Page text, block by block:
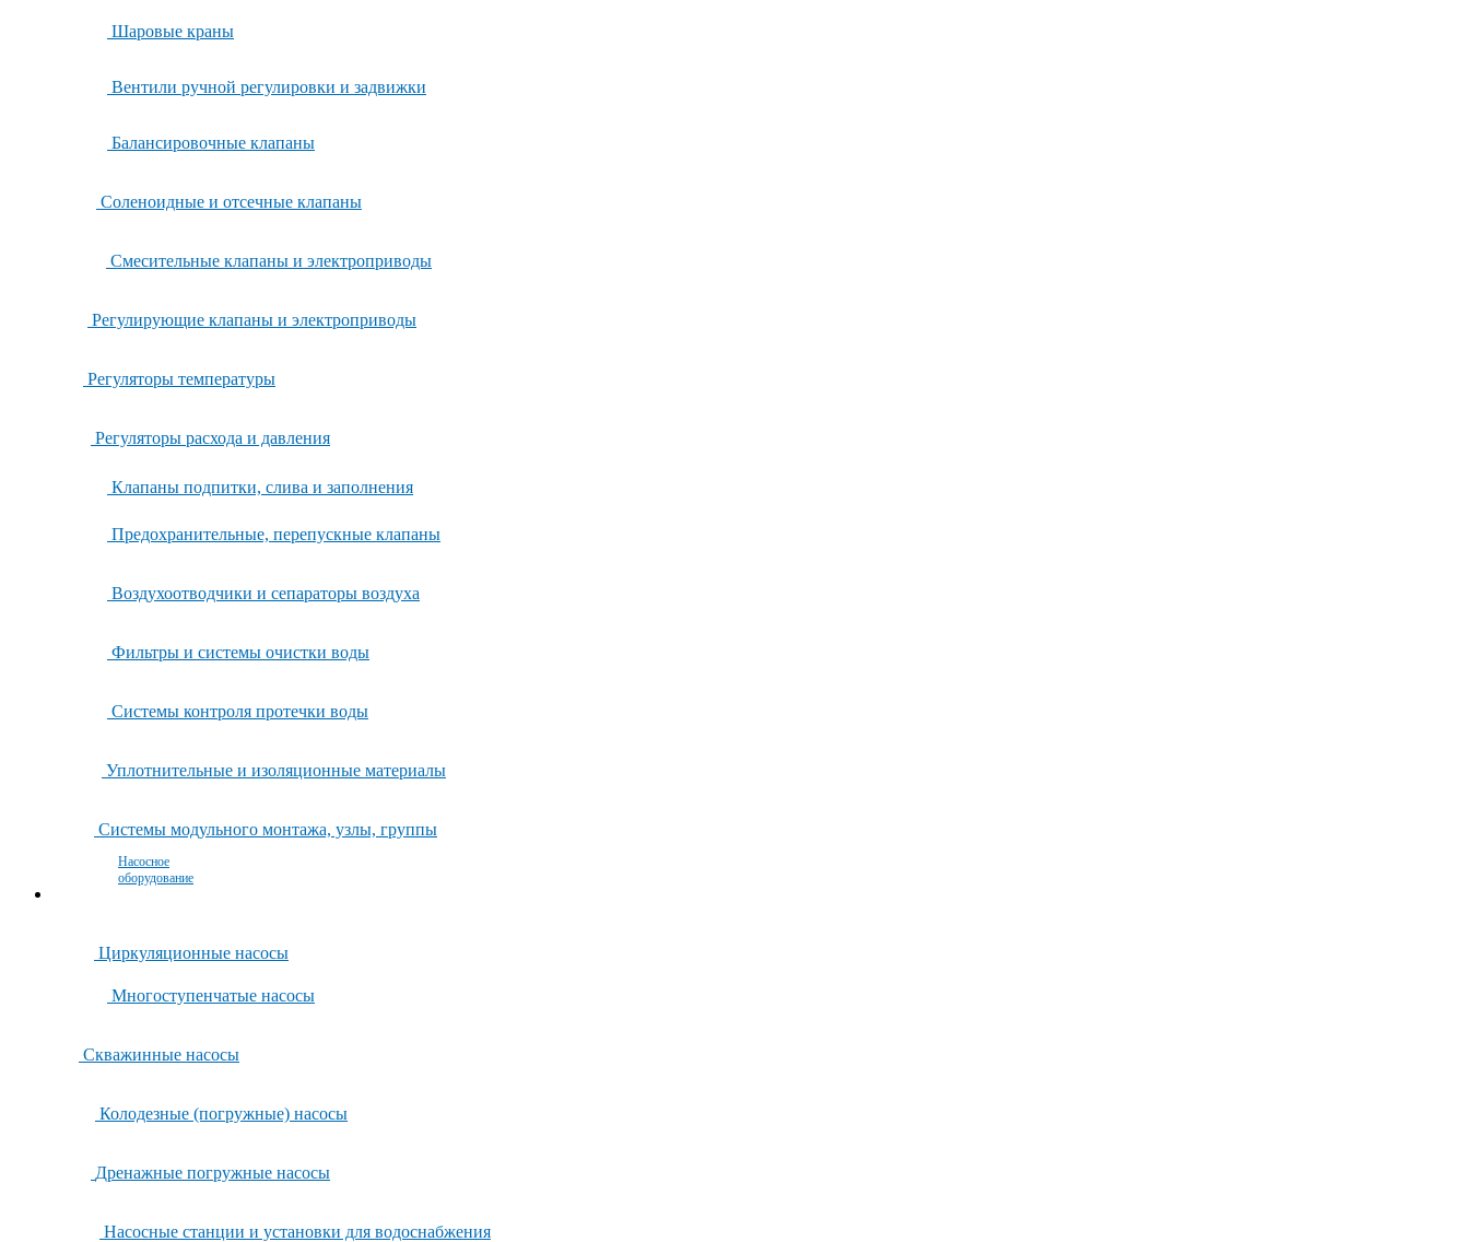
Шаровые краны
Вентили ручной регулировки и задвижки
Балансировочные клапаны
Соленоидные и отсечные клапаны
Смесительные клапаны и электроприводы
Регулирующие клапаны и электроприводы
Регуляторы температуры
Регуляторы расхода и давления
Клапаны подпитки, слива и заполнения
Предохранительные, перепускные клапаны
Воздухоотводчики и сепараторы воздуха
Фильтры и системы очистки воды
Системы контроля протечки воды
Уплотнительные и изоляционные материалы
Системы модульного монтажа, узлы, группы
Насосное
оборудование
Циркуляционные насосы
Многоступенчатые насосы
Скважинные насосы
Колодезные (погружные) насосы
Дренажные погружные насосы
Насосные станции и установки для водоснабжения